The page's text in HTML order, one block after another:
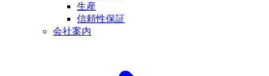
生産
信頼性保証
会社案内